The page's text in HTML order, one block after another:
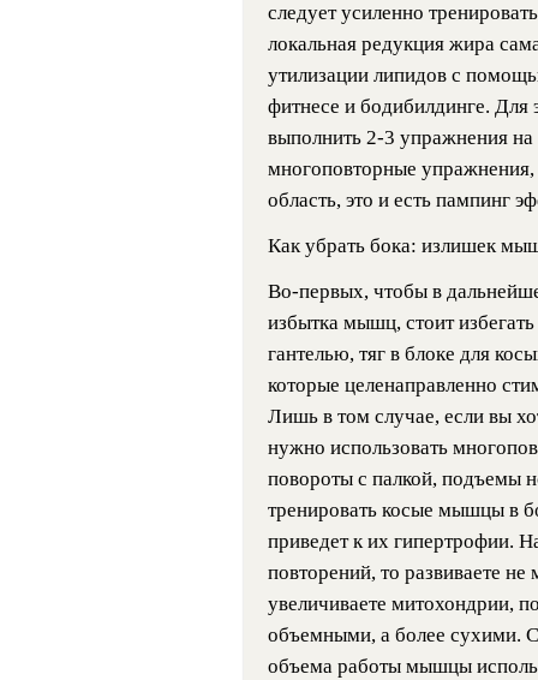
следует усиленно
локальная редукция жира
утилизации липидов с
фитнесе и бодибилдинге. Для
выполнить 2-3 упражнения
многоповторные
область, это и есть пампинг
Как убрать бока: излишек
Во-первых, чтобы в
избытка мышц, стоит
гантелью, тяг в блоке для
которые целенаправленно
Лишь в том случае, если вы
нужно использовать
повороты с палкой, подъемы
тренировать косые мышцы в
приведет к их гипертрофии.
повторений, то развиваете
увеличиваете митохондрии,
объемными, а более сухими.
объема работы мышцы